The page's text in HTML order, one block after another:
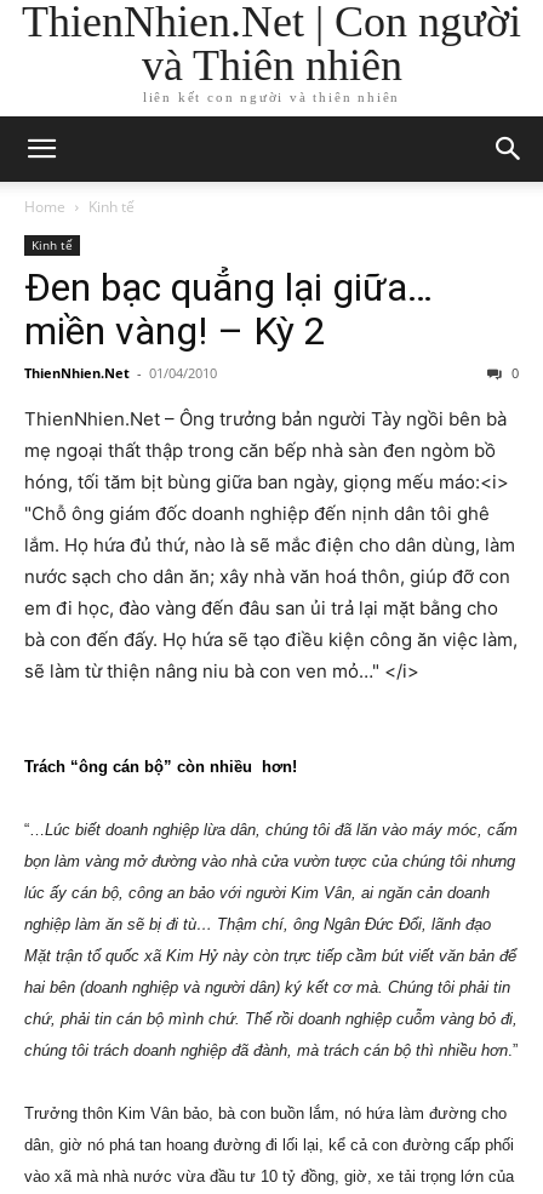
ThienNhien.Net | Con người
và Thiên nhiên
liên kết con người và thiên nhiên
Home Kinh tế
Kinh tế
Đen bạc quẳng lại giữa…
miền vàng! – Kỳ 2
ThienNhien.Net - 01/04/2010 0
ThienNhien.Net – Ông trưởng bản người Tày ngồi bên bà
mẹ ngoại thất thập trong căn bếp nhà sàn đen ngòm bồ
hóng, tối tăm bịt bùng giữa ban ngày, giọng mếu máo:<i>
"Chỗ ông giám đốc doanh nghiệp đến nịnh dân tôi ghê
lắm. Họ hứa đủ thứ, nào là sẽ mắc điện cho dân dùng, làm
nước sạch cho dân ăn; xây nhà văn hoá thôn, giúp đỡ con
em đi học, đào vàng đến đâu san ủi trả lại mặt bằng cho
bà con đến đấy. Họ hứa sẽ tạo điều kiện công ăn việc làm,
sẽ làm từ thiện nâng niu bà con ven mỏ…" </i>
Trách “ông cán bộ” còn nhiều hơn!
“…Lúc biết doanh nghiệp lừa dân, chúng tôi đã lăn vào máy móc, cấm
bọn làm vàng mở đường vào nhà cửa vườn tược của chúng tôi nhưng
lúc ấy cán bộ, công an bảo với người Kim Vân, ai ngăn cản doanh
nghiệp làm ăn sẽ bị đi tù… Thậm chí, ông Ngân Đức Đổi, lãnh đạo
Mặt trận tổ quốc xã Kim Hỷ này còn trực tiếp cầm bút viết văn bản để
hai bên (doanh nghiệp và người dân) ký kết cơ mà. Chúng tôi phải tin
chứ, phải tin cán bộ mình chứ. Thế rồi doanh nghiệp cuỗm vàng bỏ đi,
chúng tôi trách doanh nghiệp đã đành, mà trách cán bộ thì nhiều hơn.”
Trưởng thôn Kim Vân bảo, bà con buồn lắm, nó hứa làm đường cho
dân, giờ nó phá tan hoang đường đi lối lại, kể cả con đường cấp phối
vào xã mà nhà nước vừa đầu tư 10 tỷ đồng, giờ, xe tải trọng lớn của